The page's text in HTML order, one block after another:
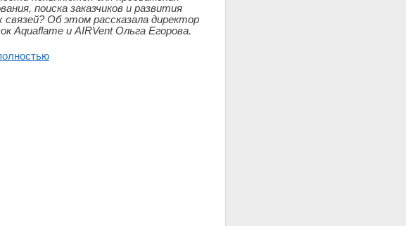
поиска заказчиков и развития
связей? Об этом рассказала директор
Aquaflame и AIRVent Ольга Егорова.